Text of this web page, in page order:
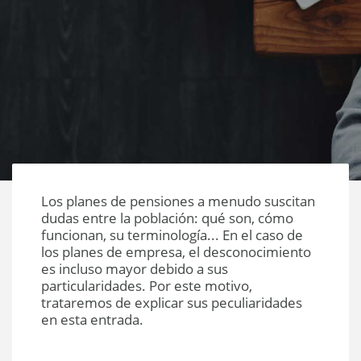
Los planes de pensiones a menudo suscitan
dudas entre la población: qué son, cómo
funcionan, su terminología... En el caso de
los planes de empresa, el desconocimiento
es incluso mayor debido a sus
particularidades. Por este motivo,
trataremos de explicar sus peculiaridades
en esta entrada.